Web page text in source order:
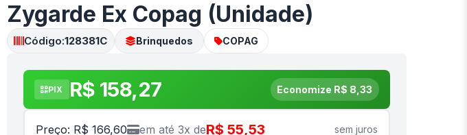
Zygarde Ex Copag (Unidade)
Código:128381C Brinquedos COPAG
PIX R$ 158,27 Economize R$ 8,33
Preço: R$ 166,60 em até 3x deR$ 55,53 sem juros